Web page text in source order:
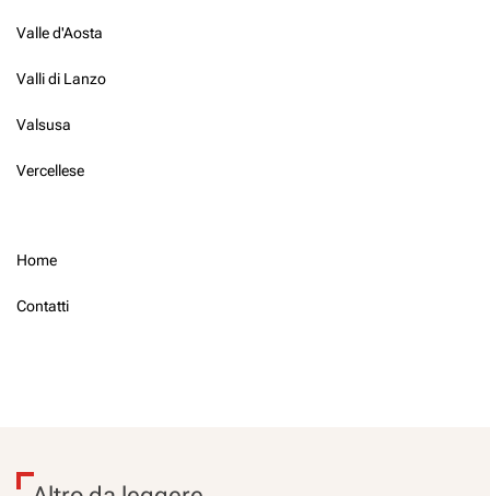
Valle d'Aosta
Valli di Lanzo
Valsusa
Vercellese
Home
Contatti